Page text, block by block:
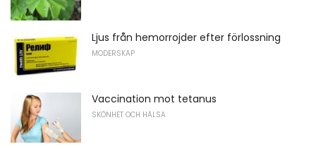
Ljus från hemorrojder efter förlossning
MODERSKAP
Vaccination mot tetanus
SKÖNHET OCH HÄLSA